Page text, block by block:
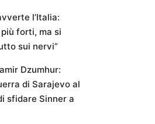
l’Italia:
più forti, ma si
sui nervi”
Dzumhur:
di Sarajevo al
sfidare Sinner a